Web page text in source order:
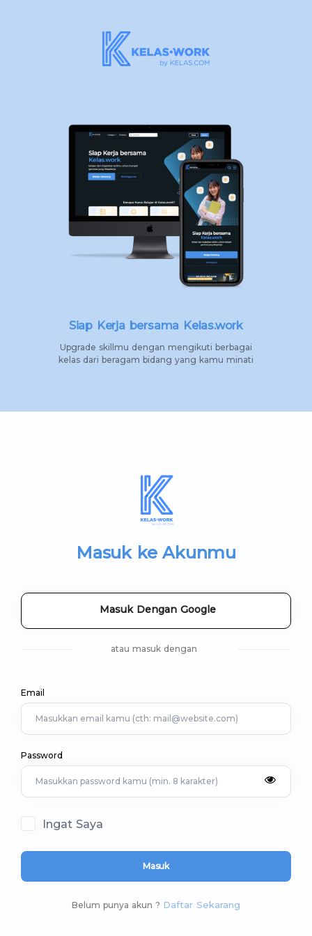
Siap Kerja bersama Kelas.work
Upgrade skillmu dengan mengikuti berbagai
kelas dari beragam bidang yang kamu minati
Masuk ke Akunmu
Masuk Dengan Google
atau masuk dengan
Email
Password
Ingat Saya
Masuk
Belum punya akun ? Daftar Sekarang